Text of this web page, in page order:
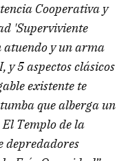
Cooperativa y
'Superviviente
atuendo y un arma
y 5 aspectos clásicos
existente te
que alberga un
Templo de la
depredadores